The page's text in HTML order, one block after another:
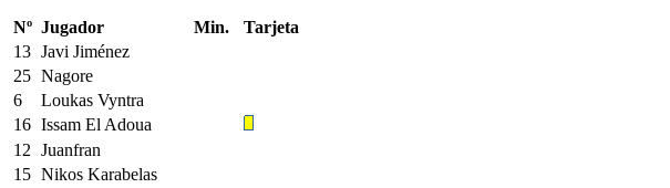
Nº Jugador Min.
Tarjeta
13 Javi Jiménez
25 Nagore
6
Loukas Vyntra
16 Issam El Adoua
12 Juanfran
15 Nikos Karabelas